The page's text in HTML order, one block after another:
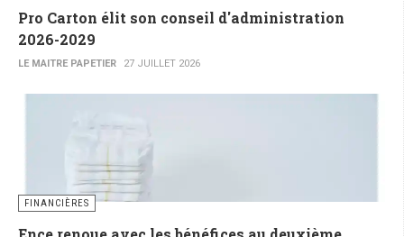
Pro Carton élit son conseil d'administration
2026-2029
LE MAITRE PAPETIER 27 JUILLET 2026
FINANCIÈRES